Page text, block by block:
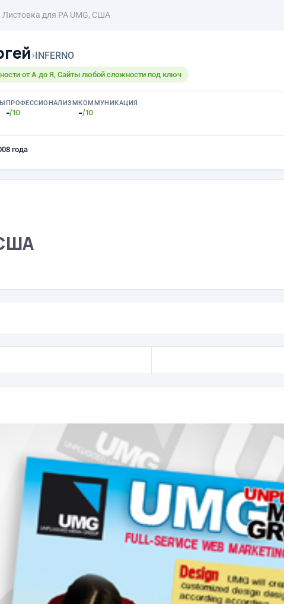
Листовка для РА UMG, США
›INFERNO
от А до Я, Сайты любой сложности под ключ
ПРОФЕССИОНАЛИЗМ
-/10
КОММУНИКАЦИЯ
-/10
года